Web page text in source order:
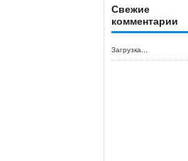
Свежие
комментарии
Загрузка...